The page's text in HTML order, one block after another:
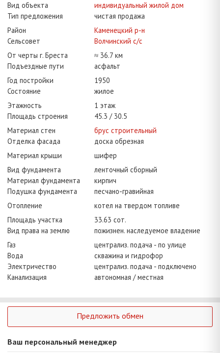
Вид объекта
индивидуальный жилой дом
Тип предложения
чистая продажа
Район
Каменецкий р-н
Сельсовет
Волчинский с/с
От черты г. Бреста
≈ 36.7 км
Подъездные пути
асфальт
Год постройки
1950
Состояние
жилое
Этажность
1 этаж
Площадь строения
45.3
30.5
Материал стен
брус строительный
Отделка фасада
доска обрезная
Материал крыши
шифер
Вид фундамента
ленточный сборный
Материал фундамента
кирпич
Подушка фундамента
песчано-гравийная
Отопление
котел на твердом топливе
Площадь участка
33.63 сот.
Вид права на землю
пожизнен. наследуемое владение
Газ
централиз. подача - по улице
Вода
скважина и гидрофор
Электричество
централиз. подача - подключено
Канализация
автономная / местная
Предложить обмен
Ваш персональный менеджер